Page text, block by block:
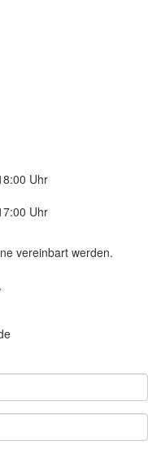
Uhr
Uhr
vereinbart werden.